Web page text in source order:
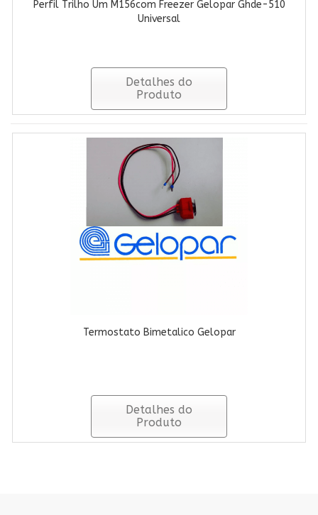
Perfil Trilho Um M156com Freezer Gelopar Ghde-510
Universal
Detalhes do
Produto
Termostato Bimetalico Gelopar
Detalhes do
Produto